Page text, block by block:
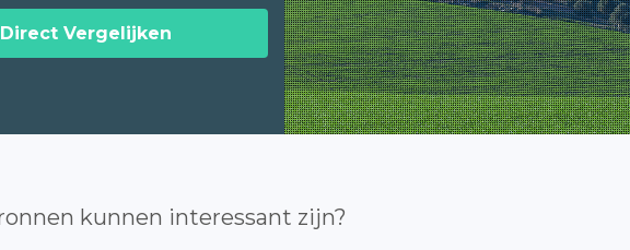
Direct Vergelijken
kunnen interessant zijn?